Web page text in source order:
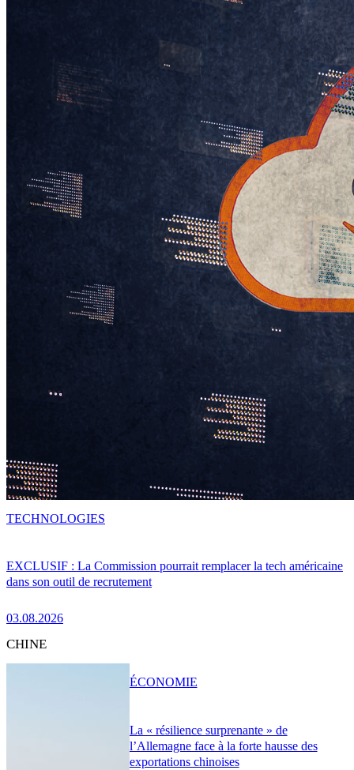
EXCLUSIF : La Commission pourrait remplacer la tech américaine
dans son outil de recrutement
03.08.2026
TECHNOLOGIES
CHINE
La « résilience surprenante » de
l’Allemagne face à la forte hausse des
exportations chinoises
ÉCONOMIE